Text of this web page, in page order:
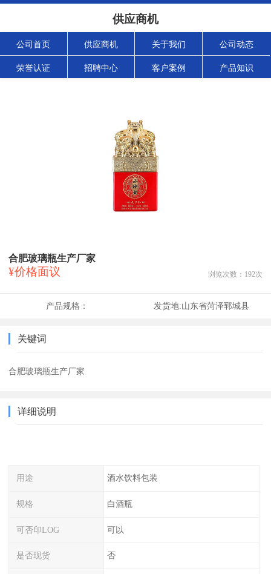
供应商机
公司首页 供应商机 关于我们 公司动态
荣誉认证 招聘中心 客户案例 产品知识
合肥玻璃瓶生产厂家
¥价格面议 浏览次数： 192次
产品规格： 发货地:山东省菏泽郓城县
关键词
合肥玻璃瓶生产厂家
详细说明
用途 酒水饮料包装
规格 白酒瓶
可否印LOG 可以
是否现货 否